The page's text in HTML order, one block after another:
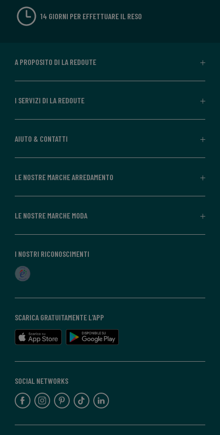
14 GIORNI PER EFFETTUARE IL RESO
A PROPOSITO DI LA REDOUTE
I SERVIZI DI LA REDOUTE
AIUTO & CONTATTI
LE NOSTRE MARCHE ARREDAMENTO
LE NOSTRE MARCHE MODA
SOCIAL NETWORKS
SCARICA GRATUITAMENTE L'APP
I NOSTRI RICONOSCIMENTI